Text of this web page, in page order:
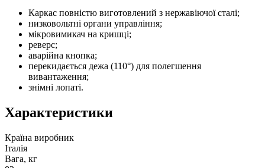
Каркас повністю виготовлений з нержавіючої сталі;
низковольтні органи управління;
мікровимикач на кришці;
реверс;
аварійна кнопка;
перекидається дежа (110°) для полегшення
вивантаження;
знімні лопаті.
Характеристики
Країна виробник
Італія
Вага, кг